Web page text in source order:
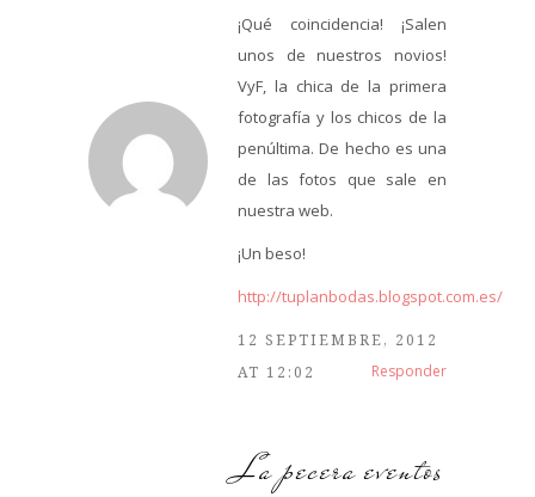
¡Qué coincidencia! ¡Salen
unos de nuestros novios!
VyF, la chica de la primera
fotografía y los chicos de la
penúltima. De hecho es una
de las fotos que sale en
nuestra web.
¡Un beso!
http://tuplanbodas.blogspot.com.es/
12 SEPTIEMBRE, 2012
AT 12:02
Responder
La pecera eventos